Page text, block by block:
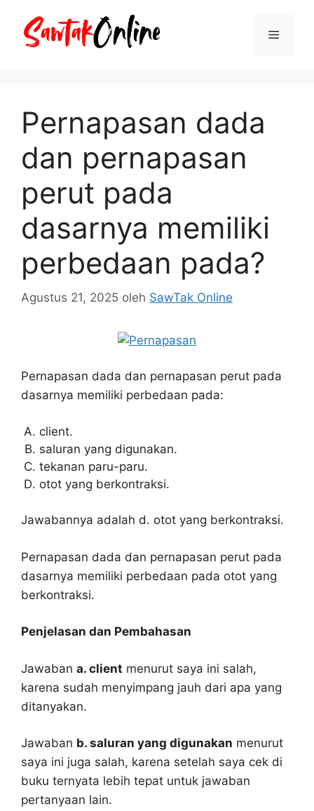
Menu
Pernapasan dada
dan pernapasan
perut pada
dasarnya memiliki
perbedaan pada?
Agustus 21, 2025 oleh SawTak Online
Pernapasan dada dan pernapasan perut pada
dasarnya memiliki perbedaan pada:
client.
saluran yang digunakan.
tekanan paru-paru.
otot yang berkontraksi.
Jawabannya adalah d. otot yang berkontraksi.
Pernapasan dada dan pernapasan perut pada
dasarnya memiliki perbedaan pada otot yang
berkontraksi.
Penjelasan dan Pembahasan
Jawaban a. client menurut saya ini salah,
karena sudah menyimpang jauh dari apa yang
ditanyakan.
Jawaban b. saluran yang digunakan menurut
saya ini juga salah, karena setelah saya cek di
buku ternyata lebih tepat untuk jawaban
pertanyaan lain.